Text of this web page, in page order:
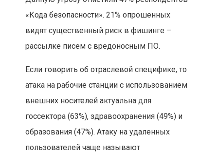
«Кода безопасности». 21% опрошенных
видят существенный риск в фишинге –
рассылке писем с вредоносным ПО.
Если говорить об отраслевой специфике, то
атака на рабочие станции с использованием
внешних носителей актуальна для
госсектора (63%), здравоохранения (49%) и
образования (47%). Атаку на удаленных
пользователей чаще называют